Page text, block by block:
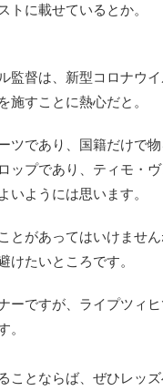
トに載せているとか。
監督は、新型コロナウ
施すことに熱心だと。
ツであり、国籍だけで
ップであり、ティモ・
いようには思います。
とがあってはいけません
けたいところです。
ーですが、ライプツィ
。
ことならば、ぜひレッズ